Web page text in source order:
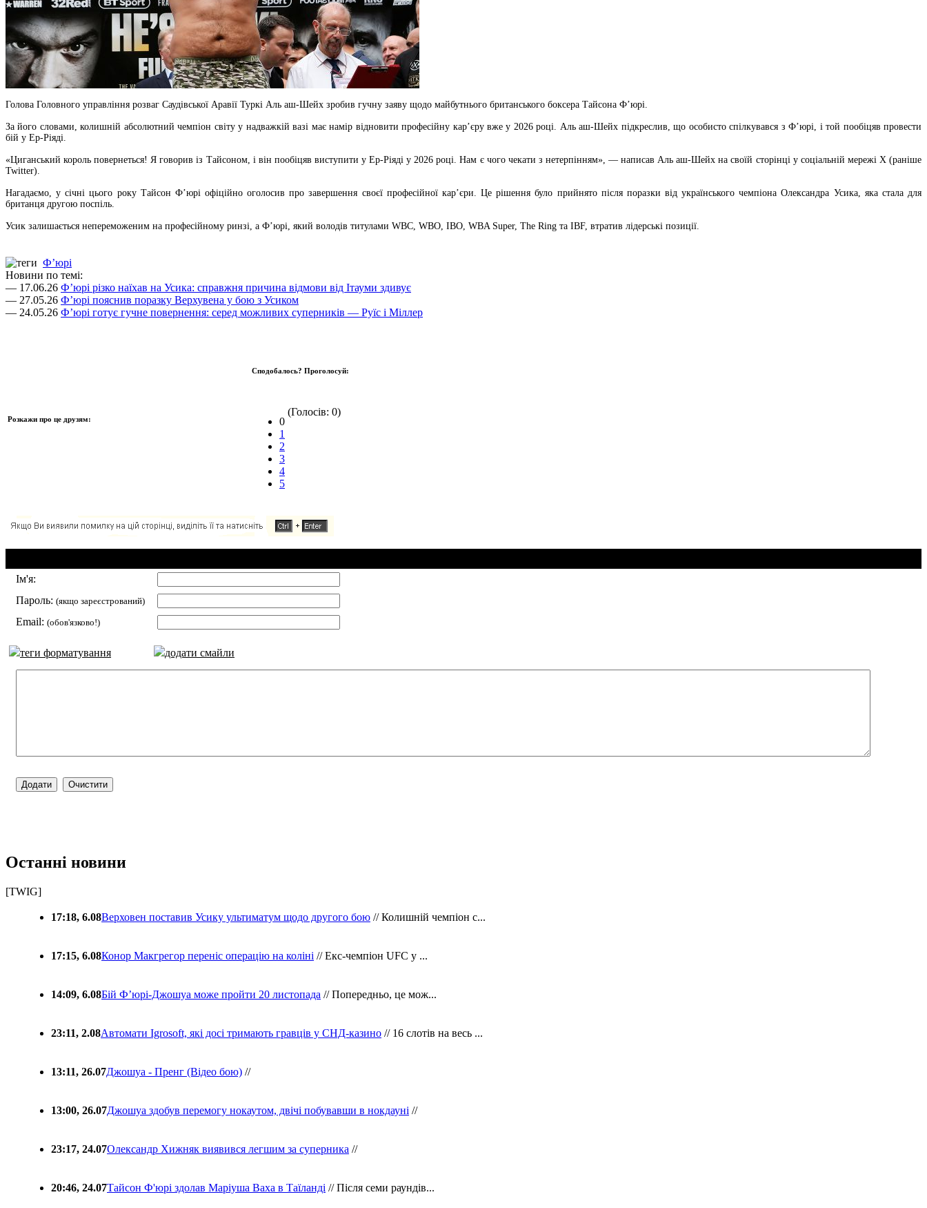
Голова Головного управління розваг Саудівської Аравії Туркі Аль аш-Шейх зробив гучну заяву щодо майбутнього британського боксера Тайсона Ф’юрі.
За його словами, колишній абсолютний чемпіон світу у надважкій вазі має намір відновити професійну кар’єру вже у 2026 році. Аль аш-Шейх підкреслив, що особисто спілкувався з Ф’юрі, і той пообіцяв провести
бій у Ер-Ріяді.
«Циганський король повернеться! Я говорив із Тайсоном, і він пообіцяв виступити у Ер-Ріяді у 2026 році. Нам є чого чекати з нетерпінням», — написав Аль аш-Шейх на своїй сторінці у соціальній мережі X (раніше
Twitter).
Нагадаємо, у січні цього року Тайсон Ф’юрі офіційно оголосив про завершення своєї професійної кар’єри. Це рішення було прийнято після поразки від українського чемпіона Олександра Усика, яка стала для
британця другою поспіль.
Усик залишається непереможеним на професійному ринзі, а Ф’юрі, який володів титулами WBC, WBO, IBO, WBA Super, The Ring та IBF, втратив лідерські позиції.
Ф’юрі
Новини по темі:
— 17.06.26 Ф’юрі різко наїхав на Усика: справжня причина відмови від Ітауми здивує
— 27.05.26 Ф’юрі пояснив поразку Верхувена у бою з Усиком
— 24.05.26 Ф’юрі готує гучне повернення: серед можливих суперників — Руїс і Міллер
Розкажи про це друзям:
Сподобалось? Проголосуй:
0
1
2
3
4
5
(Голосів: 0)
Ім'я:
Пароль: (якщо зареєстрований)
Email: (обов'язково!)
теги форматування додати смайли
Останні новини
[TWIG]
17:18, 6.08Верховен поставив Усику ультиматум щодо другого бою // Колишній чемпіон с...
17:15, 6.08Конор Макгрегор переніс операцію на коліні // Екс-чемпіон UFC у ...
14:09, 6.08Бій Ф’юрі-Джошуа може пройти 20 листопада // Попередньо, це мож...
23:11, 2.08Автомати Igrosoft, які досі тримають гравців у СНД-казино // 16 слотів на весь ...
13:11, 26.07Джошуа - Пренг (Відео бою) //
13:00, 26.07Джошуа здобув перемогу нокаутом, двічі побувавши в нокдауні //
23:17, 24.07Олександр Хижняк виявився легшим за суперника //
20:46, 24.07Тайсон Ф'юрі здолав Маріуша Ваха в Таїланді // Після семи раундів...